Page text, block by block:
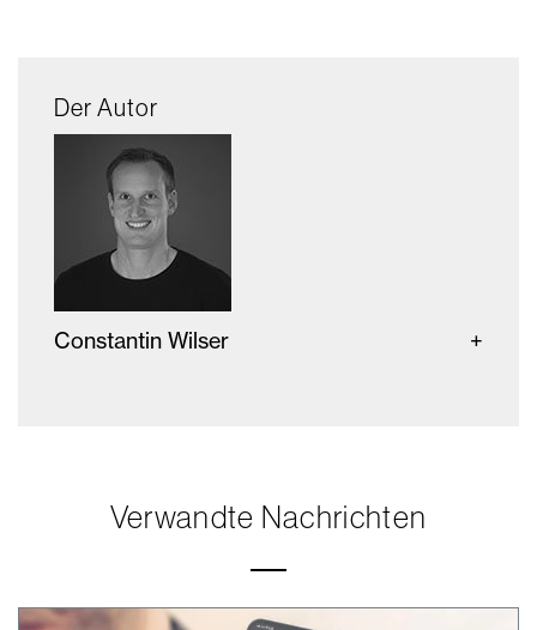
Der Autor
Constantin Wilser
Verwandte Nachrichten